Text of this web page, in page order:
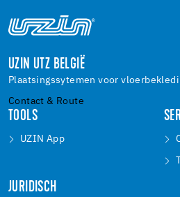
UZIN UTZ BELGIË
Plaatsingssytemen voor
Contact & Route
TOOLS
UZIN App
JURIDISCH